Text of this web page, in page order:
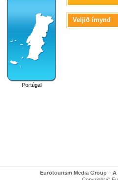
Portúgal
Veljið ímynd
Eurotourism Media Group –